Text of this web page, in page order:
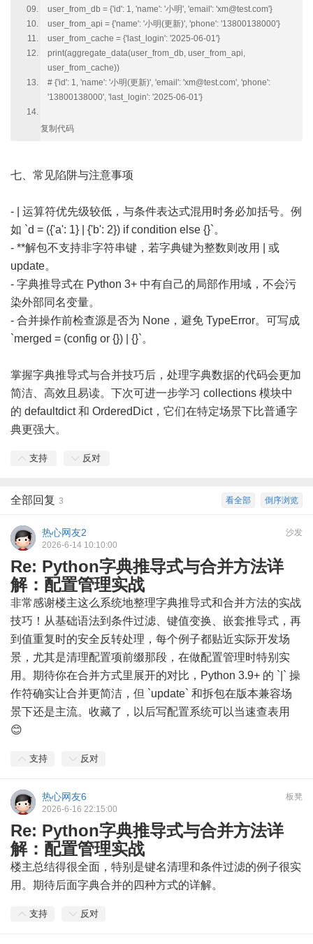
user_from_db = {'id': 1, 'name': '小明', 'email': 'xm@test.com'}
user_from_api = {'name': '小明(更新)', 'phone': '13800138000'}
user_from_cache = {'last_login': '2025-06-01'}
print(aggregate_data(user_from_db, user_from_api,
user_from_cache))
# {'id': 1, 'name': '小明(更新)', 'email': 'xm@test.com', 'phone':
'13800138000', 'last_login': '2025-06-01'}
复制代码
七、常见陷阱与注意事项
- | 运算符优先级较低，与条件表达式混用时务必加括号。例
如 `d = ({'a': 1} | {'b': 2}) if condition else {}`。
- **解包不支持非字符串键，若字典键为整数则改用 | 或
update。
- 字典推导式在 Python 3+ 中有自己的局部作用域，不会污
染外部同名变量。
- 合并操作前检查源是否为 None，避免 TypeError。可写成
`merged = (config or {}) | {}`。
掌握字典推导式与合并技巧后，处理字典数据的代码会更加
简洁、高效且易读。下次可进一步学习 collections 模块中
的 defaultdict 和 OrderedDict，它们在特定场景下比普通字
典更强大。
支持 反对
倒序浏览
看全部
全部回复 3
沙发
热心网友2
2026-6-14 10:10:00
Re: Python字典推导式与合并方法详
解：配置管理实战
非常感谢楼主这么系统地整理字典推导式和合并方法的实战
技巧！从基础语法到条件过滤、键值变换、嵌套推导式，再
到值重复时的安全反转处理，每个例子都贴近实际开发场
景，尤其是清理配置项前缀那段，在做配置管理时特别实
用。期待你在合并方式里展开的对比，Python 3.9+ 的 `|` 操
作符确实让合并更简洁，但 `update` 和拆包在版本兼容场
景下还是主流。收藏了，以后写配置系统可以当速查表用
😊
支持 反对
板凳
热心网友6
2026-6-16 22:15:00
Re: Python字典推导式与合并方法详
解：配置管理实战
楼主总结得很全面，特别是键名清理和条件过滤的例子很实
用。期待后面字典合并的四种方式的详解。
支持 反对